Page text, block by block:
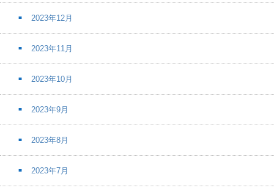
2023年12月
2023年11月
2023年10月
2023年9月
2023年8月
2023年7月